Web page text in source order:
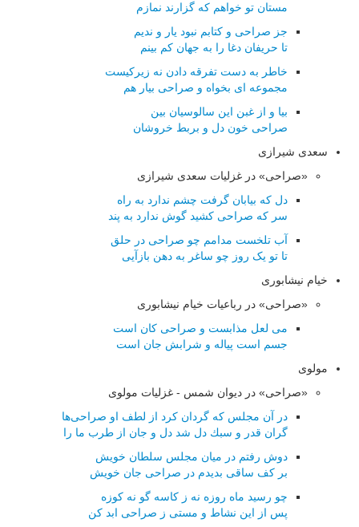
مستان تو خواهم که گزارند نمازم
جز صراحی و کتابم نبود یار و ندیم
تا حریفان دغا را به جهان کم بینم
خاطر به دست تفرقه دادن نه زیرکیست
مجموعه ای بخواه و صراحی بیار هم
بیا و از غبن این سالوسیان بین
صراحی خون دل و بربط خروشان
سعدی شیرازی
«صراحی» در غزلیات سعدی شیرازی
دل که بیابان گرفت چشم ندارد به راه
سر که صراحی کشید گوش ندارد به پند
آب تلخست مدامم چو صراحی در حلق
تا تو یک روز چو ساغر به دهن بازآیی
خیام نیشابوری
«صراحی» در رباعیات خیام نیشابوری
می لعل مذابست و صراحی کان است
جسم است پیاله و شرابش جان است
مولوی
«صراحی» در دیوان شمس - غزلیات مولوی
در آن مجلس كه گردان كرد از لطف او صراحی‌ها
گران قدر و سبك دل شد دل و جان از طرب ما را
دوش رفتم در میان مجلس سلطان خویش
بر كف ساقی بدیدم در صراحی جان خویش
چو رسید ماه روزه نه ز كاسه گو نه كوزه
پس از این نشاط و مستی ز صراحی ابد كن